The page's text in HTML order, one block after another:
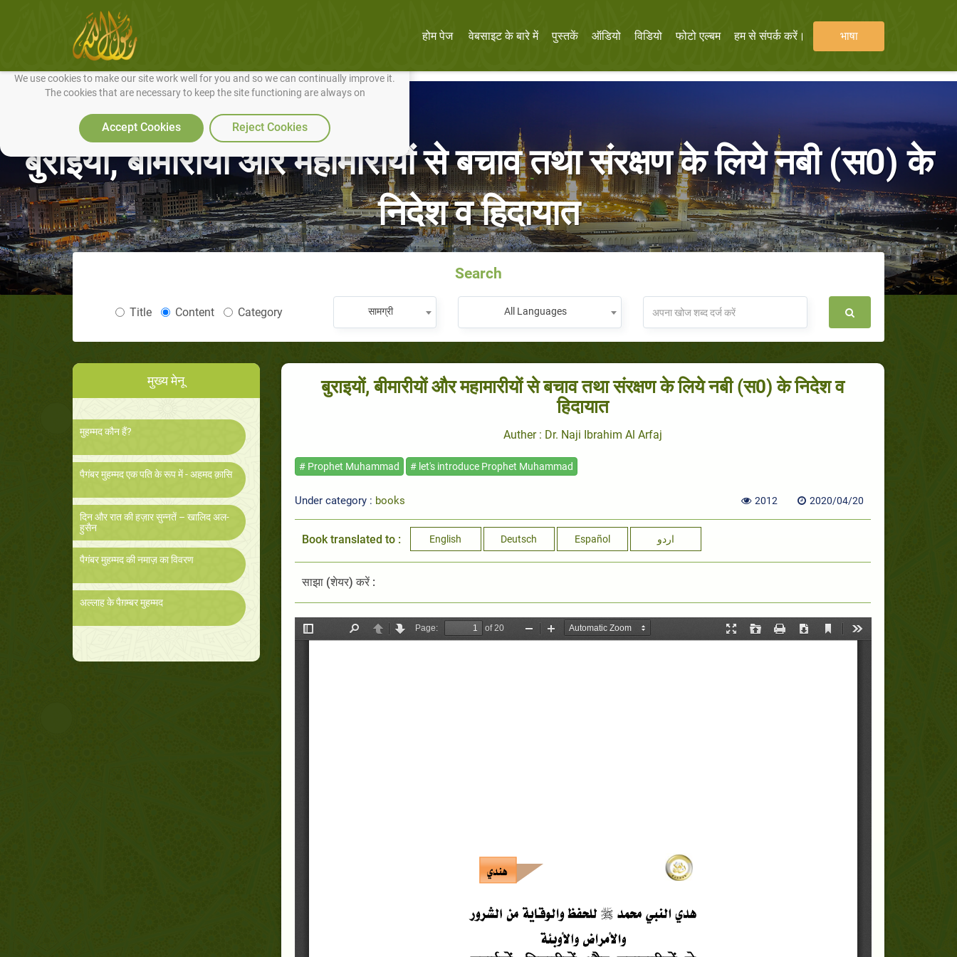
We use cookies to make our site work well for you and so we can continually improve it.
The cookies that are necessary to keep the site functioning are always on
Accept Cookies Reject Cookies
होम पेज वेबसाइट के बारे में पुस्तकें ऑडियो विडियो फोटो एल्बम हम से संपर्क करें। भाषा
बुराइयों, बीमारीयों और महामारीयों से बचाव तथा संरक्षण के लिये नबी (स0) के
निदेश व हिदायात
Search
Title Content Category सामग्री All Languages
मुख्य मेनू
मुहम्मद कौन हैं?
पैगंबर मुहम्मद एक पति के रूप में - अहमद क़ासि
दिन और रात की हज़ार सुन्नतें – खालिद अल-
हुसैन
पैगंबर मुहम्मद की नमाज़ का विवरण
अल्लाह के पैग़म्बर मुहम्मद
बुराइयों, बीमारीयों और महामारीयों से बचाव तथा संरक्षण के लिये नबी (स0) के निदेश व
हिदायात
Auther : Dr. Naji Ibrahim Al Arfaj
# Prophet Muhammad # let's introduce Prophet Muhammad
Under category : books 2012 2020/04/20
Book translated to : English Deutsch Español اردو
साझा (शेयर) करें :